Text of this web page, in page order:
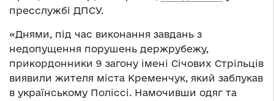
пресслужбі ДПСУ.
«Днями, під час виконання завдань з
недопущення порушень держрубежу,
прикордонники 9 загону імені Січових Стрільців
виявили жителя міста Кременчук, який заблукав
в українському Поліссі. Намочивши одяг та